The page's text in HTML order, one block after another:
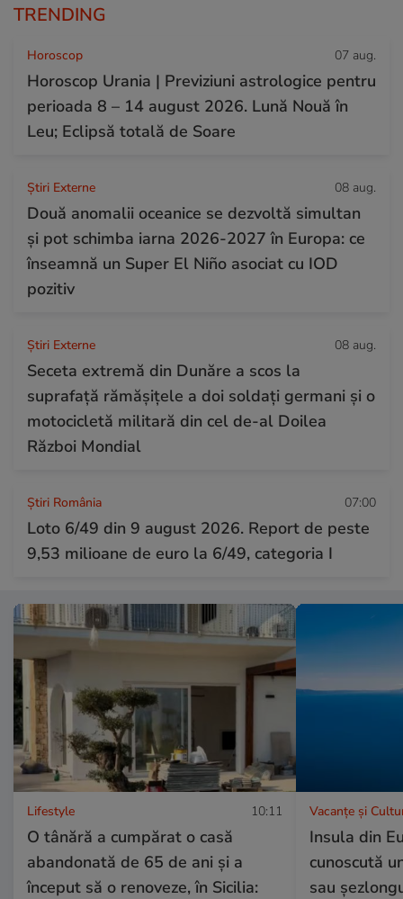
TRENDING
Horoscop 07 aug.
Horoscop Urania | Previziuni astrologice pentru
perioada 8 – 14 august 2026. Lună Nouă în
Leu; Eclipsă totală de Soare
Știri Externe 08 aug.
Două anomalii oceanice se dezvoltă simultan
și pot schimba iarna 2026-2027 în Europa: ce
înseamnă un Super El Niño asociat cu IOD
pozitiv
Știri Externe 08 aug.
Seceta extremă din Dunăre a scos la
suprafață rămășițele a doi soldați germani și o
motocicletă militară din cel de-al Doilea
Război Mondial
Știri România 07:00
Loto 6/49 din 9 august 2026. Report de peste
9,53 milioane de euro la 6/49, categoria I
Lifestyle 10:11
O tânără a cumpărat o casă
abandonată de 65 de ani și a
început să o renoveze, în Sicilia:
Vacanțe și
Insula din
cunoscută
sau